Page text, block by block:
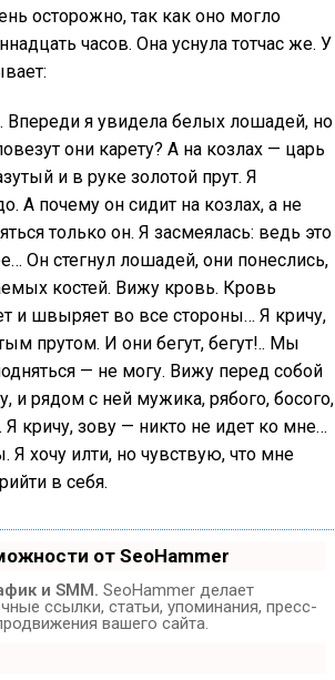
осторожно, так как оно могло
часов. Она уснула тотчас же. У
Впереди я увидела белых лошадей, но
они карету? А на козлах — царь
и в руке золотой прут. Я
А почему он сидит на козлах, а не
только он. Я засмеялась: ведь это
Он стегнул лошадей, они понеслись,
костей. Вижу кровь. Кровь
и швыряет во все стороны… Я кричу,
прутом. И они бегут, бегут!.. Мы
— не могу. Вижу перед собой
рядом с ней мужика, рябого, босого,
кричу, зову — никто не идет ко мне…
хочу илти, но чувствую, что мне
в себя.
от SeoHammer
и SMM. SeoHammer делает
ссылки, статьи, упоминания, пресс-
вашего сайта.